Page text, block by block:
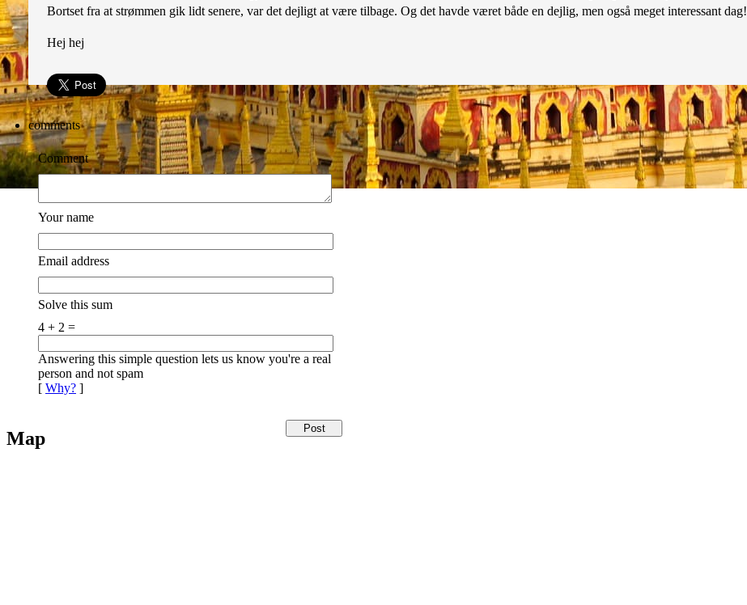
Bortset fra at strømmen gik lidt senere, var det dejligt at være tilbage. Og det havde været både en dejlig, men også meget interessant dag!
Hej hej
comments
Comment
Your name
Email address
Solve this sum
4 + 2 =
Answering this simple question lets us know you're a real
person and not spam
[ Why? ]
Map